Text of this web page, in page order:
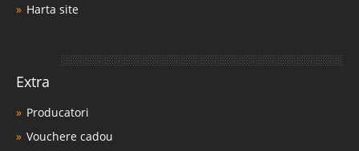
Harta site
Extra
Producatori
Vouchere cadou